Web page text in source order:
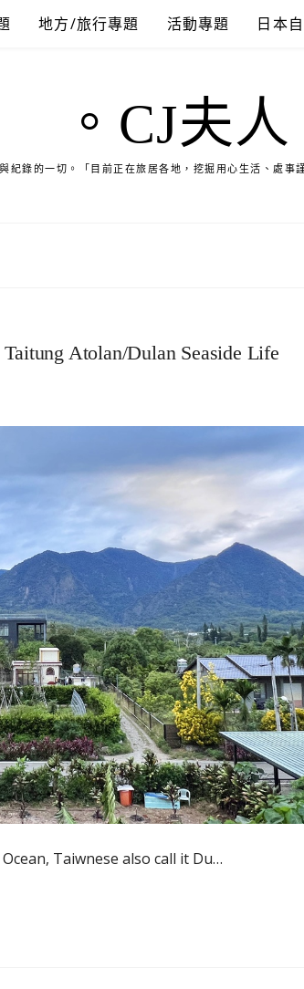
地方/旅行專題 活動專題 日本
。CJ夫人
紀錄的一切。「目前正在旅居各地，挖掘用心生活、處事
Atolan/Dulan Seaside Life
Taiwnese also call it Du…